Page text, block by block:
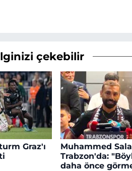
çekebilir
Graz'ı
Muhammed
Trabzon'da:
daha önce